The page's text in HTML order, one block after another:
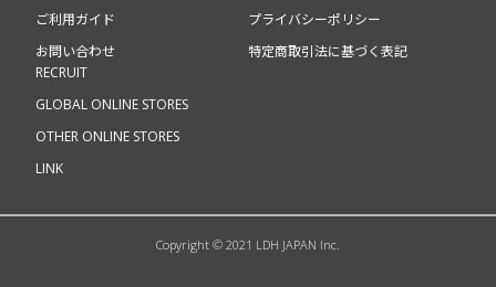
ご利用ガイド
お問い合わせ
プライバシーポリシー
特定商取引法に基づく表記
RECRUIT
GLOBAL ONLINE STORES
OTHER ONLINE STORES
LINK
Copyright © 2021 LDH JAPAN Inc.